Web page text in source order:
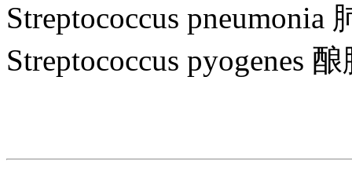
Streptococcus pneumonia
Streptococcus pyogenes